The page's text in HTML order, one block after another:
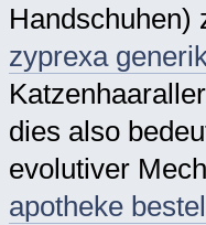
Handschuhen)
zyprexa
dies also
evolutiver
apotheke